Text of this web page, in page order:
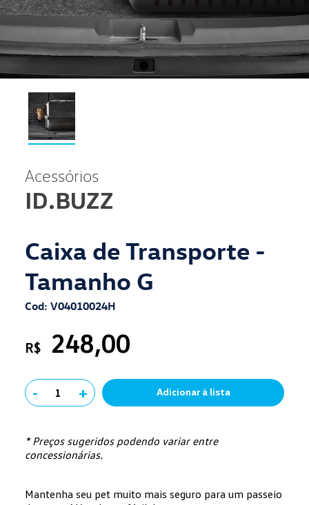
Acessórios
ID.BUZZ
Caixa de Transporte -
Tamanho G
Cod: V04010024H
R$ 248,00
- 1 + Adicionar à lista
* Preços sugeridos podendo variar entre
concessionárias.
Mantenha seu pet muito mais seguro para um passeio